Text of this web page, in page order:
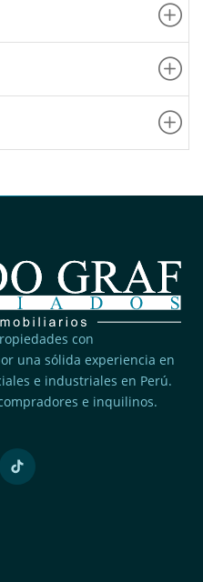
con
una sólida experiencia en
e industriales en Perú.
e inquilinos.